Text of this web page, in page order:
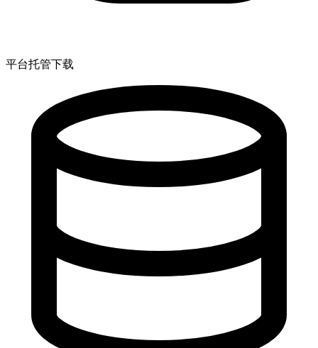
平台托管下载